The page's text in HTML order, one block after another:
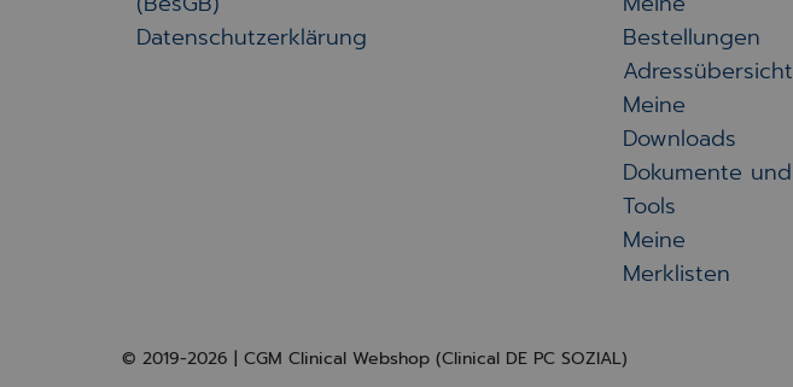
Datenschutzerklärung
Bestellungen
Adressübersicht
Meine
Downloads
Dokumente und
Tools
Meine
Merklisten
© 2019-2026 | CGM Clinical Webshop (Clinical DE PC SOZIAL)